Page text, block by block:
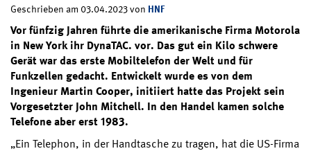
Geschrieben am 03.04.2023 von HNF
Vor fünfzig Jahren führte die amerikanische Firma Motorola
in New York ihr DynaTAC. vor. Das gut ein Kilo schwere
Gerät war das erste Mobiltelefon der Welt und für
Funkzellen gedacht. Entwickelt wurde es von dem
Ingenieur Martin Cooper, initiiert hatte das Projekt sein
Vorgesetzter John Mitchell. In den Handel kamen solche
Telefone aber erst 1983.
„Ein Telephon, in der Handtasche zu tragen, hat die US-Firma